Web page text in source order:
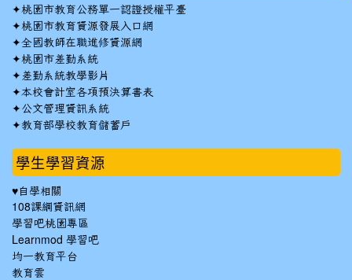
✦桃園市教育公務單一認證授權平臺
✦桃園市教育資源發展入口網
✦全國教師在職進修資源網
✦桃園市差勤系統
✦ 差勤系統教學影片
✦本校會計室各項預決算書表
✦公文管理資訊系統
✦教育部學校教育儲蓄戶
學生學習資源
♥自學相關
108課綱資訊網
學習吧桃園專區
Learnmod 學習吧
均一教育平台
教育雲